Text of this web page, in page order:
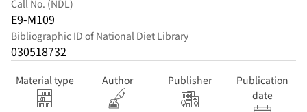
Call No. (NDL)
E9-M109
Bibliographic ID of National Diet Library
030518732
Material type Author Publisher
Publication
date